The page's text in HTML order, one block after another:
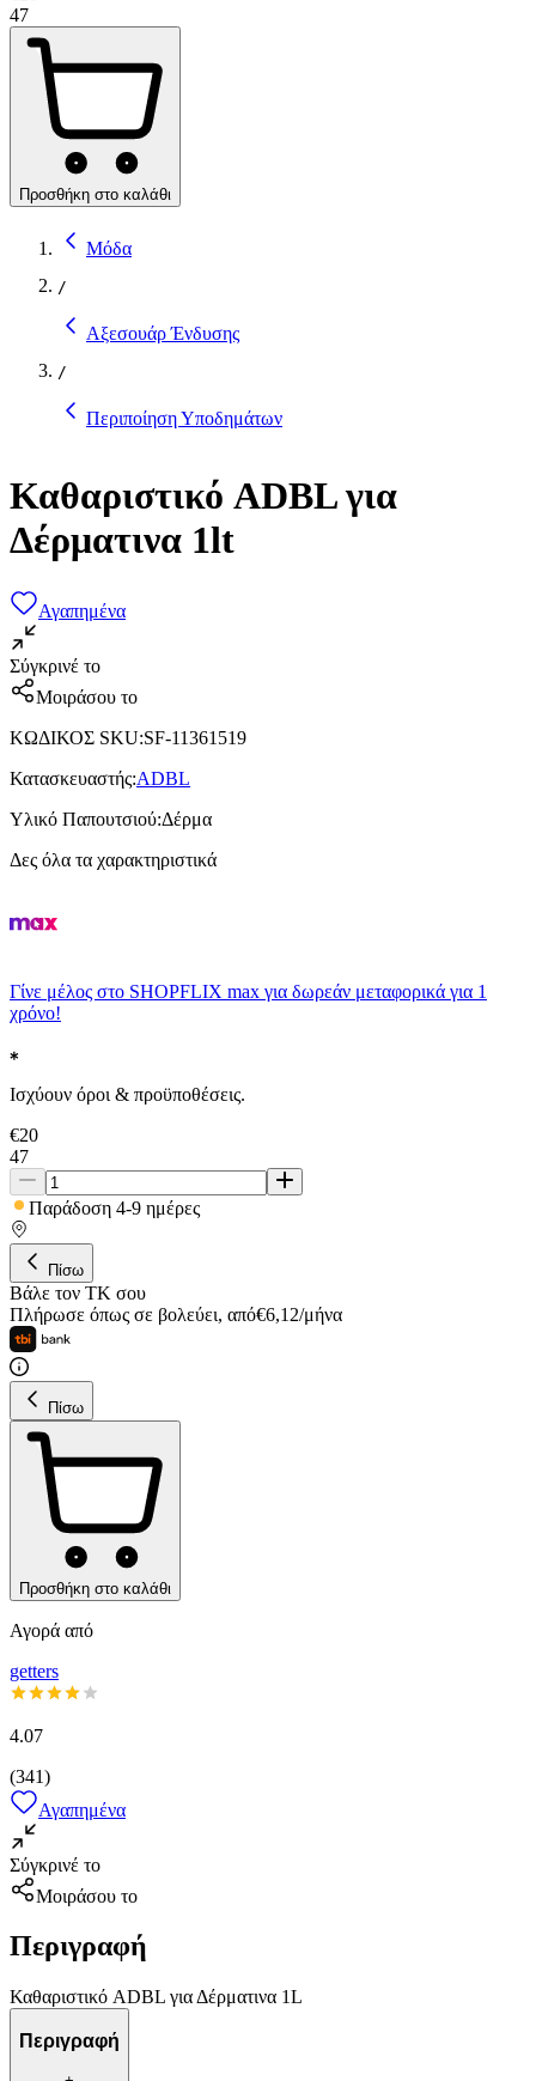
47
Προσθήκη στο καλάθι
Μόδα
/
Αξεσουάρ Ένδυσης
/
Περιποίηση Υποδημάτων
Καθαριστικό ADBL για
Δέρματινα 1lt
Αγαπημένα
Σύγκρινέ το
Μοιράσου το
ΚΩΔΙΚΟΣ SKU:SF-11361519
Κατασκευαστής:ADBL
Υλικό Παπουτσιού:Δέρμα
Δες όλα τα χαρακτηριστικά
Γίνε μέλος στο SHOPFLIX max για δωρεάν μεταφορικά για 1
χρόνο!
Ισχύουν όροι & προϋποθέσεις.
€20
47
Παράδοση 4-9 ημέρες
Πίσω
Βάλε τον ΤΚ σου
Πλήρωσε όπως σε βολεύει, από€6,12/μήνα
Πίσω
Προσθήκη στο καλάθι
Αγορά από
getters
4.07
(341)
Αγαπημένα
Σύγκρινέ το
Μοιράσου το
Περιγραφή
Καθαριστικό ADBL για Δέρματινα 1L
Περιγραφή